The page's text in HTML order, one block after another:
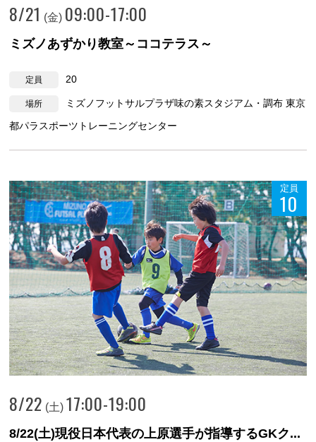
8/21 (金) 09:00-17:00
ミズノあずかり教室～ココテラス～
定員 20
場所
ミズノフットサルプラザ味の素スタジアム・調布 東京
都パラスポーツトレーニングセンター
定員
10
8/22 (土) 17:00-19:00
8/22(土)現役日本代表の上原選手が指導するGKク...